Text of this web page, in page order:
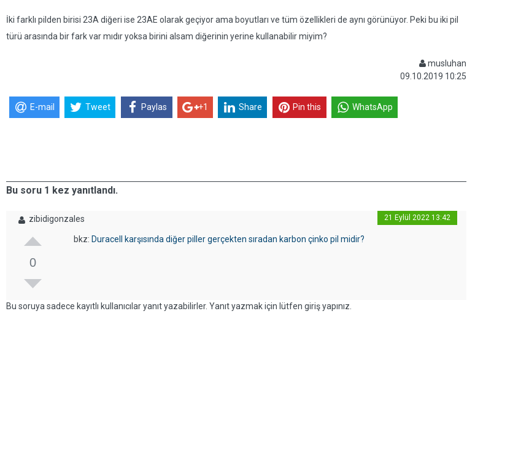
İki farklı pilden birisi 23A diğeri ise 23AE olarak geçiyor ama boyutları ve tüm özellikleri de aynı görünüyor. Peki bu iki pil
türü arasında bir fark var mıdır yoksa birini alsam diğerinin yerine kullanabilir miyim?
musluhan
09.10.2019 10:25
E-mail Tweet Paylas +1 Share Pin this WhatsApp
Bu soru 1 kez yanıtlandı.
zibidigonzales 21 Eylül 2022 13:42
0
bkz: Duracell karşısında diğer piller gerçekten sıradan karbon çinko pil midir?
Bu soruya sadece kayıtlı kullanıcılar yanıt yazabilirler. Yanıt yazmak için lütfen giriş yapınız.